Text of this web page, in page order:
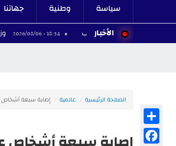
سياسة وطنية جهاتنا
الأخبار
18:34 - 2026/08/06 وزارة العدل
الصفحة الرئيسية عالمية إصابة سبعة
Facebook